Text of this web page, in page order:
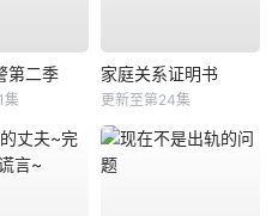
第二季
集
家庭关系证明书
更新至第24集